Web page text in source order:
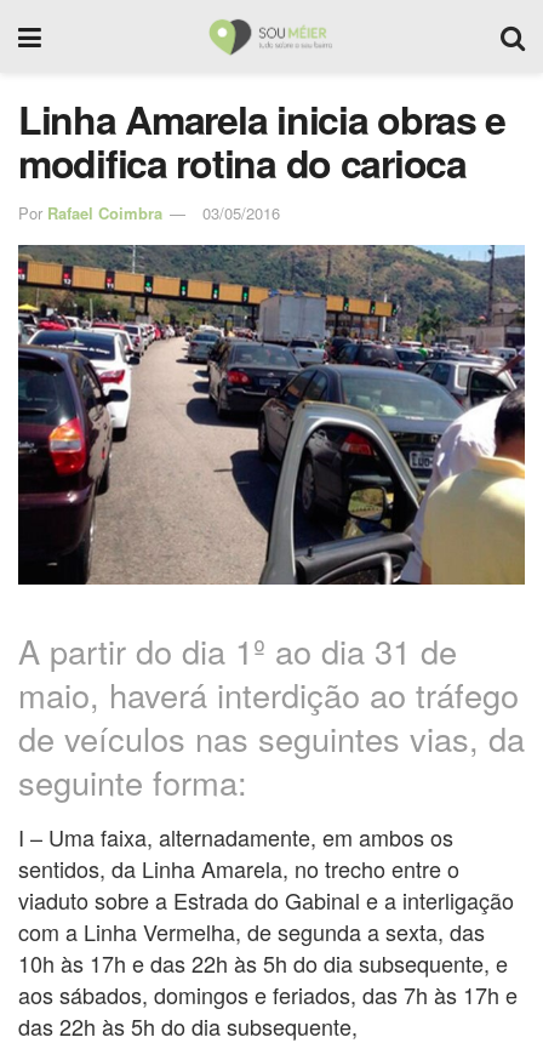
Linha Amarela inicia obras e
modifica rotina do carioca
Por Rafael Coimbra 03/05/2016
A partir do dia 1º ao dia 31 de
maio, haverá interdição ao tráfego
de veículos nas seguintes vias, da
seguinte forma:
I – Uma faixa, alternadamente, em ambos os
sentidos, da Linha Amarela, no trecho entre o
viaduto sobre a Estrada do Gabinal e a interligação
com a Linha Vermelha, de segunda a sexta, das
10h às 17h e das 22h às 5h do dia subsequente, e
aos sábados, domingos e feriados, das 7h às 17h e
das 22h às 5h do dia subsequente,